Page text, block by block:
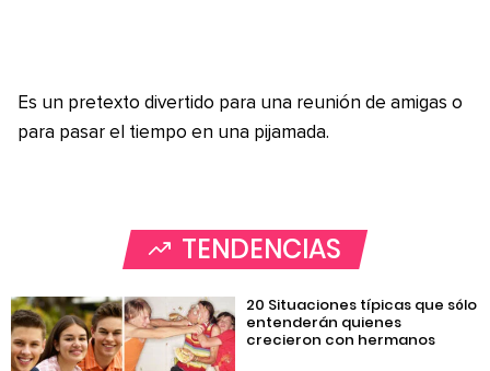
Es un pretexto divertido para una reunión de amigas o
para pasar el tiempo en una pijamada.
TENDENCIAS
20 Situaciones típicas que sólo
entenderán quienes
crecieron con hermanos